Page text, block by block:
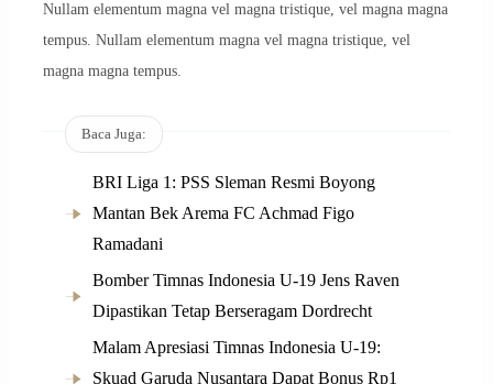
Nullam elementum magna vel magna tristique, vel magna magna
tempus. Nullam elementum magna vel magna tristique, vel
magna magna tempus.
Baca Juga:
BRI Liga 1: PSS Sleman Resmi Boyong
Mantan Bek Arema FC Achmad Figo
Ramadani
Bomber Timnas Indonesia U-19 Jens Raven
Dipastikan Tetap Berseragam Dordrecht
Malam Apresiasi Timnas Indonesia U-19:
Skuad Garuda Nusantara Dapat Bonus Rp1